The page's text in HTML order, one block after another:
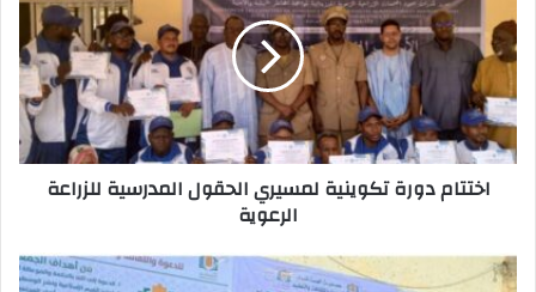
اختتام دورة تكوينية لمسيري الحقول المدرسية للزراعة
الرعوية